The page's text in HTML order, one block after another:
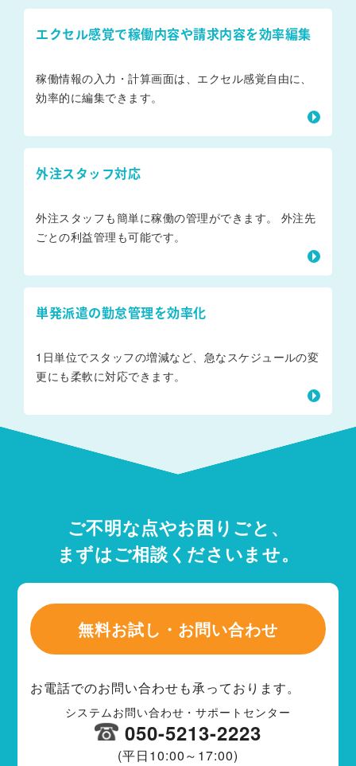
エクセル感覚で稼働内容や請求内容を効率編集
稼働情報の入力・計算画面は、エクセル感覚自由に、
効率的に編集できます。
外注スタッフ対応
外注スタッフも簡単に稼働の管理ができます。 外注先
ごとの利益管理も可能です。
単発派遣の勤怠管理を効率化
1日単位でスタッフの増減など、急なスケジュールの変
更にも柔軟に対応できます。
ご不明な点やお困りごと、
まずはご相談くださいませ。
無料お試し・お問い合わせ
お電話でのお問い合わせも承っております。
システムお問い合わせ・サポートセンター
050-5213-2223
(平日10:00～17:00)